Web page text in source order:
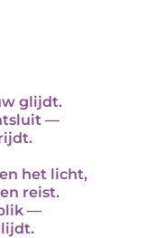
glijdt.
—
het licht,
reist.
—